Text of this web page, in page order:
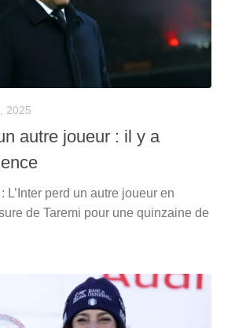
2025
autre joueur : il y a
L’Inter perd un autre joueur en
de Taremi pour une quinzaine de